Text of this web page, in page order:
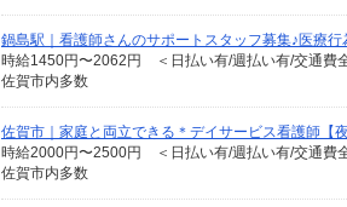
鍋島駅｜看護師さんのサポートスタッフ募集♪医療行
時給1450円〜2062円 ＜日払い有/週払い有/交通費
佐賀市内多数
佐賀市｜家庭と両立できる＊デイサービス看護師【夜
時給2000円〜2500円 ＜日払い有/週払い有/交通費
佐賀市内多数